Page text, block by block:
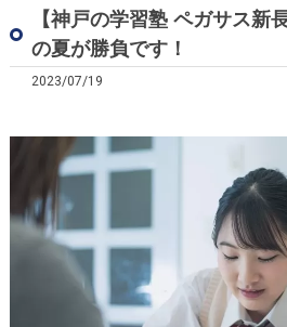
【神戸の学習塾 ペガサス新
の夏が勝負です！
2023/07/19